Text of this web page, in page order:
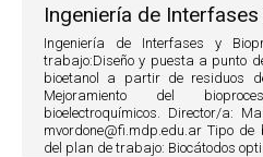
Ingeniería de
Ingeniería de Interfases y
trabajo:Diseño y puesta a punto
bioetanol a partir de residuos
Mejoramiento del
bioelectroquímicos. Director/a:
mvordone@fi.mdp.edu.ar Tipo
del plan de trabajo: Biocátodos